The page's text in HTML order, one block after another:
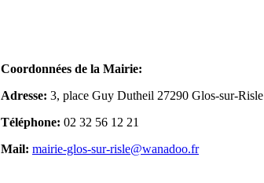
Coordonnées de la Mairie:
Adresse: 3, place Guy Dutheil 27290 Glos-sur-Risle
Téléphone: 02 32 56 12 21
Mail: mairie-glos-sur-risle@wanadoo.fr